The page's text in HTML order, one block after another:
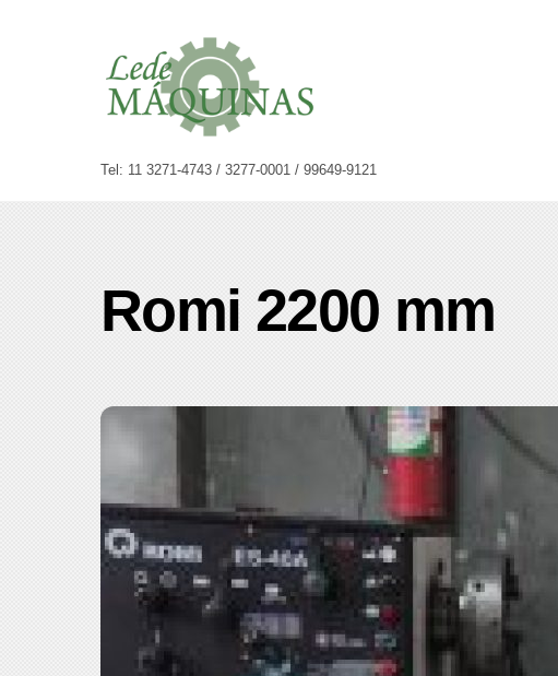
Tel: 11 3271-4743 / 3277-0001 / 99649-9121
Romi 2200 mm